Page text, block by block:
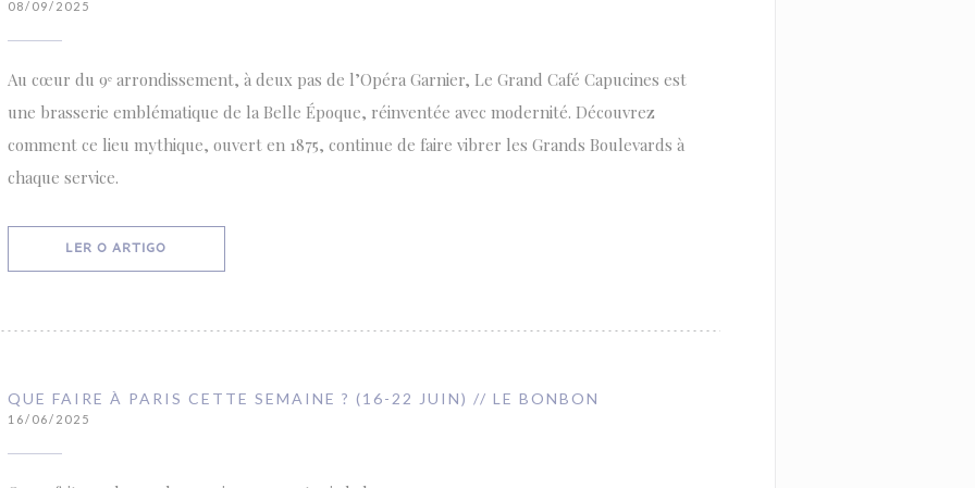
08/09/2025
Au cœur du 9ᵉ arrondissement, à deux pas de l’Opéra Garnier, Le Grand Café Capucines est
une brasserie emblématique de la Belle Époque, réinventée avec modernité. Découvrez
comment ce lieu mythique, ouvert en 1875, continue de faire vibrer les Grands Boulevards à
chaque service.
LER O ARTIGO
QUE FAIRE À PARIS CETTE SEMAINE ? (16-22 JUIN) // LE BONBON
16/06/2025